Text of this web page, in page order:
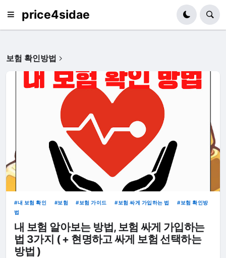
price4sidae
보험 확인방법
내 보험 확인 보험 보험 가이드 보험 싸게 가입하는 법
보험 확인방
법
내 보험 알아보는 방법, 보험 싸게 가입하는
법 3가지 ( + 현명하고 싸게 보험 선택하는
방법 )